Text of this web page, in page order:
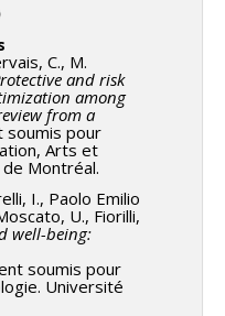
Chantal Bouchard,
Levesque, Theresa
Michelot,
C., M.
and risk
among
from a
soumis pour
Arts et
Montréal.
I., Paolo Emilio
U., Fiorilli,
well-being:
soumis pour
Université